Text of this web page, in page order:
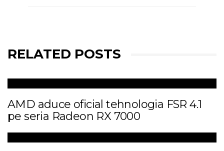
RELATED POSTS
AMD aduce oficial tehnologia FSR 4.1
pe seria Radeon RX 7000